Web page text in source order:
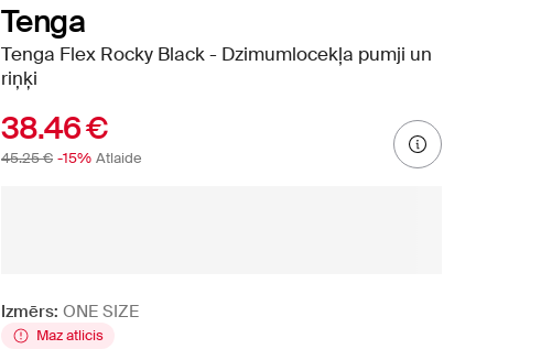
Tenga
Tenga Flex Rocky Black - Dzimumlocekļa pumji un
riņķi
38.46 €
45.25 € -15% Atlaide
Izmērs: ONE SIZE
Maz atlicis